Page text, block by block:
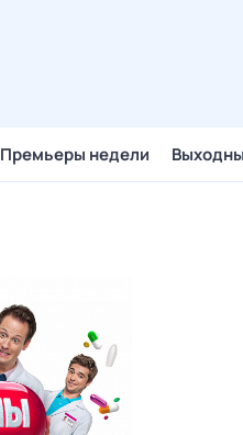
Премьеры недели